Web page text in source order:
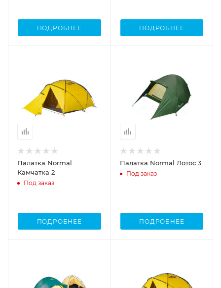
ПОДРОБНЕЕ ПОДРОБНЕЕ
Палатка Normal
Камчатка 2
Под заказ
ПОДРОБНЕЕ
Палатка Normal Лотос 3
Под заказ
ПОДРОБНЕЕ